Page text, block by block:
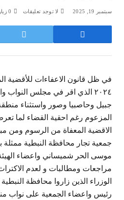
سبتمبر 19, 2025 لا توجد تعليقات 0
في ظل قانون الاعفاءات للأقضية
٢٠٢٤ الذي اقر في مجلس
جبيل وحاصبيا وصور واستثناء
المزعوم رغم احقية القضاء لما
الاقضية المعفاة من الرسوم ومن
جمعية تجار محافظة النبطية ممثلة
موسى الحر شميساني واعضاء الهيئة
مراجعات ومطالبات و لعدم
الوزراء الذين زاروا محافظة
رئيس واعضاء الجمعية على نواب